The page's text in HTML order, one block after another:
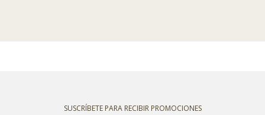
SUSCRÍBETE PARA RECIBIR PROMOCIONES